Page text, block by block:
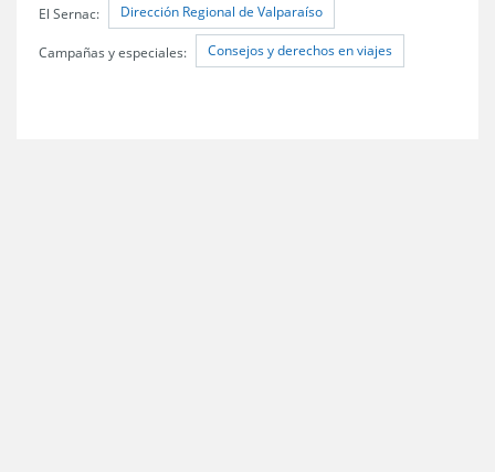
El Sernac: Dirección Regional de Valparaíso
Campañas y especiales: Consejos y derechos en viajes